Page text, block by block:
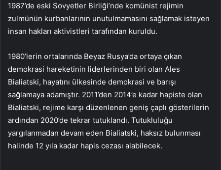
1987’de eski Sovyetler Birliği’nde komünist rejimin
zulmünün kurbanlarının unutulmamasını sağlamak isteyen
insan hakları aktivistleri tarafından kuruldu.
1980’lerin ortalarında Beyaz Rusya’da ortaya çıkan
demokrasi hareketinin liderlerinden biri olan Ales
Bialiatski, hayatını ülkesinde demokrasi ve barışı
sağlamaya adamıştır. 2011’den 2014’e kadar hapiste olan
Bialiatski, rejime karşı düzenlenen geniş çaplı gösterilerin
ardından 2020’de tekrar tutuklandı. Tutukluluğu
yargılanmadan devam eden Bialiatski, haksız bulunması
halinde 12 yıla kadar hapis cezası alabilecek.